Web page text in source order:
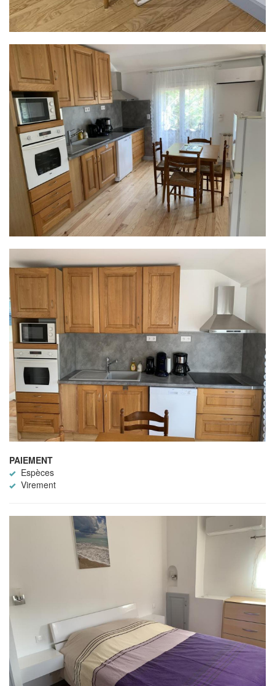
PAIEMENT
Espèces
Virement